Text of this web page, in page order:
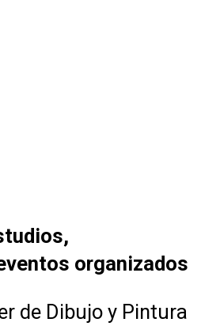
organizados
de Dibujo y Pintura